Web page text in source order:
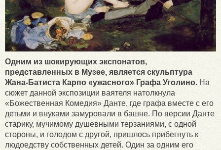
Одним из шокирующих экспонатов,
представленных в Музее, является скульптура
Жана-Батиста Карпо «ужасного» Графа Уголино. На
сюжет данной экспозиции ваятеля натолкнула
«Божественная Комедия» Данте, где графа вместе с его
детьми и внуками замуровали в башне. По версии Данте
старику, мучимому душевными терзаниями, с одной
стороны, и голодом с другой, пришлось прибегнуть к
людоедству собственных детей. Один за одним его